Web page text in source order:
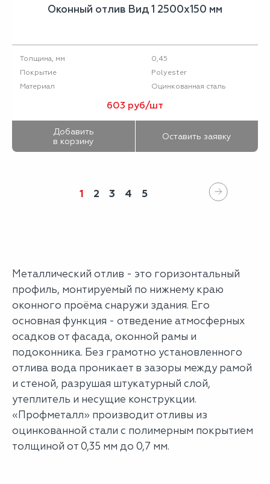
Оконный отлив Вид 1 2500х150 мм
Толщина, мм
0,45
Покрытие
Polyester
Материал
Оцинкованная сталь
603 руб/шт
Добавить
в корзину
Оставить заявку
1 2 3 4 5
Металлический отлив - это горизонтальный
профиль, монтируемый по нижнему краю
оконного проёма снаружи здания. Его
основная функция - отведение атмосферных
осадков от фасада, оконной рамы и
подоконника. Без грамотно установленного
отлива вода проникает в зазоры между рамой
и стеной, разрушая штукатурный слой,
утеплитель и несущие конструкции.
«Профметалл» производит отливы из
оцинкованной стали с полимерным покрытием
толщиной от 0,35 мм до 0,7 мм.